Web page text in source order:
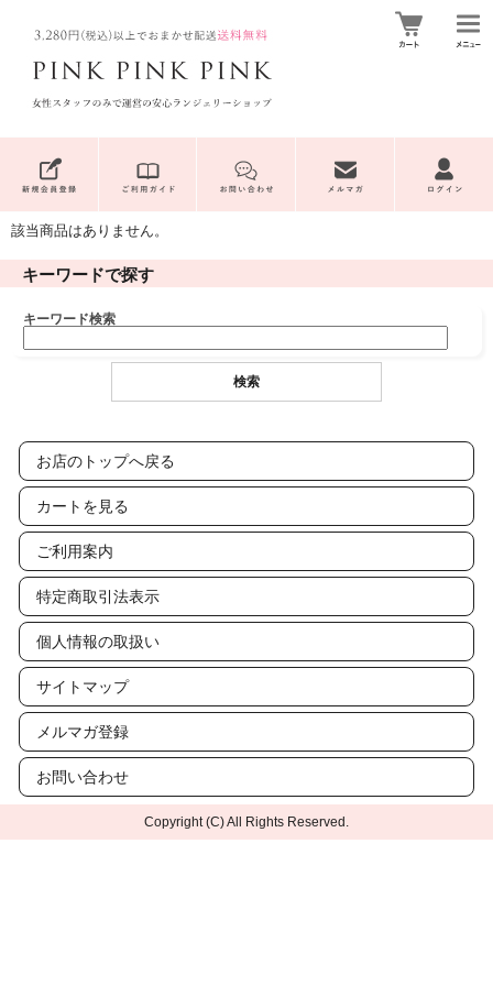
該当商品はありません。
キーワードで探す
キーワード検索
お店のトップへ戻る
カートを見る
ご利用案内
特定商取引法表示
個人情報の取扱い
サイトマップ
メルマガ登録
お問い合わせ
Copyright (C) All Rights Reserved.